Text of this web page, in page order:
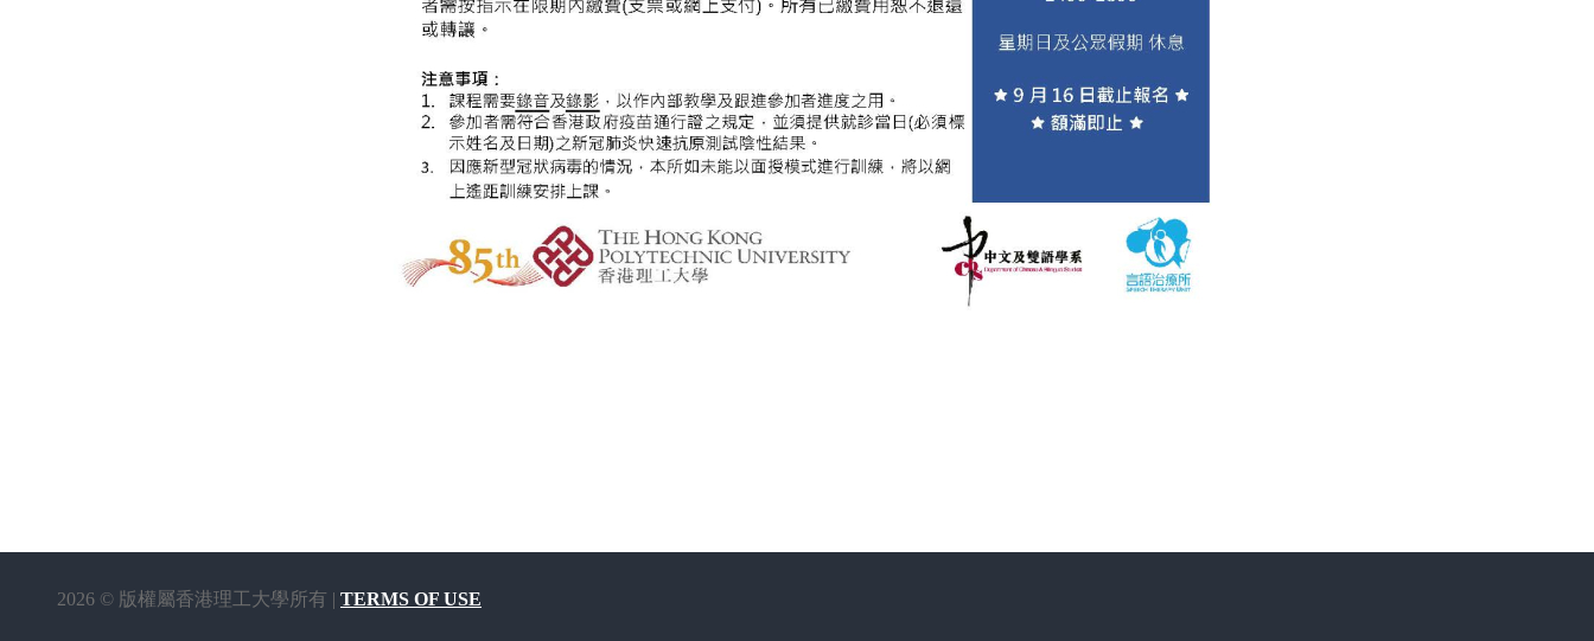
2026 © 版權屬香港理工大學所有 | TERMS OF USE